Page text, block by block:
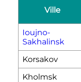
Ville
Ioujno-
Sakhalinsk
Korsakov
Kholmsk